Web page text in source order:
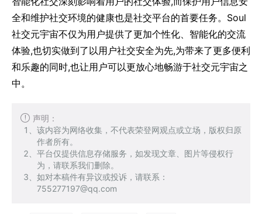
全和维护社交环境的健康也是社交平台的首要任务。Soul
社交元宇宙不仅为用户提供了更加个性化、智能化的交流
体验,也切实做到了以用户社交安全为先,为带来了更多便利
和乐趣的同时,也让用户可以更放心地畅游于社交元宇宙之
中。
声明：
该内容为网络收集，不代表荣登网观点或立场，版权归原
作者所有。
平台仅提供信息存储服务，如发现文章、图片等侵权行
为，请联系我们删除。
如对本稿件有异议或投诉，请联系：
755277197@qq.com